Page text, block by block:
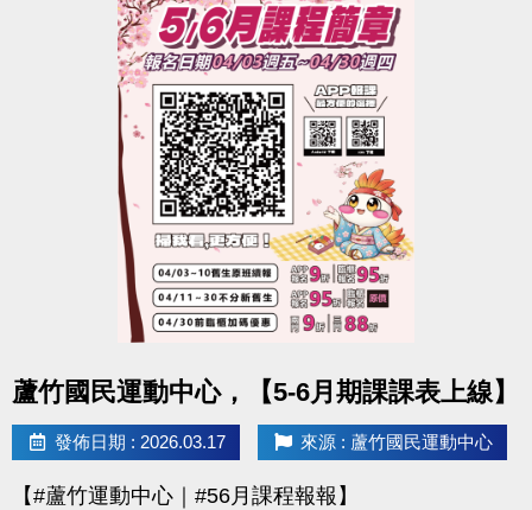
-洽詢專線：03-2639066 #111、112
-官網 :
https://www.lzsports.com.tw/zh_TW/news/pageID/1/
-FB : 桃園市蘆竹國民運動中心
-IG : @luzhusports
蘆竹國民運動中心，【5-6月期課課表上線】
發佈日期 : 2026.03.17 來源 : 蘆竹國民運動中心
【#蘆竹運動中心｜#56月課程報報】